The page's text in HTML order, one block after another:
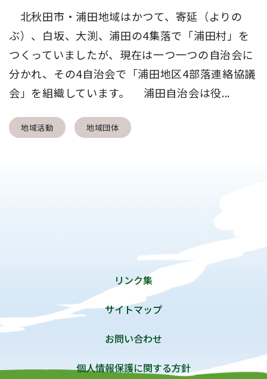
北秋田市・浦田地域はかつて、寄延（よりの
ぶ）、白坂、大渕、浦田の4集落で「浦田村」を
つくっていましたが、現在は一つ一つの自治会に
分かれ、その4自治会で「浦田地区4部落連絡協議
会」を組織しています。 浦田自治会は役...
地域活動 地域団体
リンク集
サイトマップ
お問い合わせ
個人情報保護に関する方針